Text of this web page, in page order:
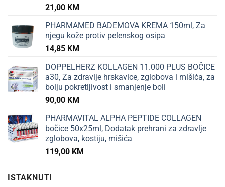
21,00 KM
PHARMAMED BADEMOVA KREMA 150ml, Za
njegu kože protiv pelenskog osipa
14,85 KM
DOPPELHERZ KOLLAGEN 11.000 PLUS BOČICE
a30, Za zdravlje hrskavice, zglobova i mišića, za
bolju pokretljivost i smanjenje boli
90,00 KM
PHARMAVITAL ALPHA PEPTIDE COLLAGEN
bočice 50x25ml, Dodatak prehrani za zdravlje
zglobova, kostiju, mišića
119,00 KM
ISTAKNUTI